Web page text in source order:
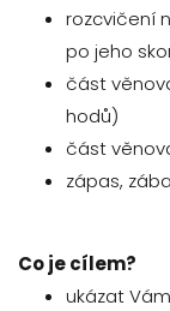
rozcvičení
po jeho
část
hodů)
část
zápas,
Co je cílem?
ukázat